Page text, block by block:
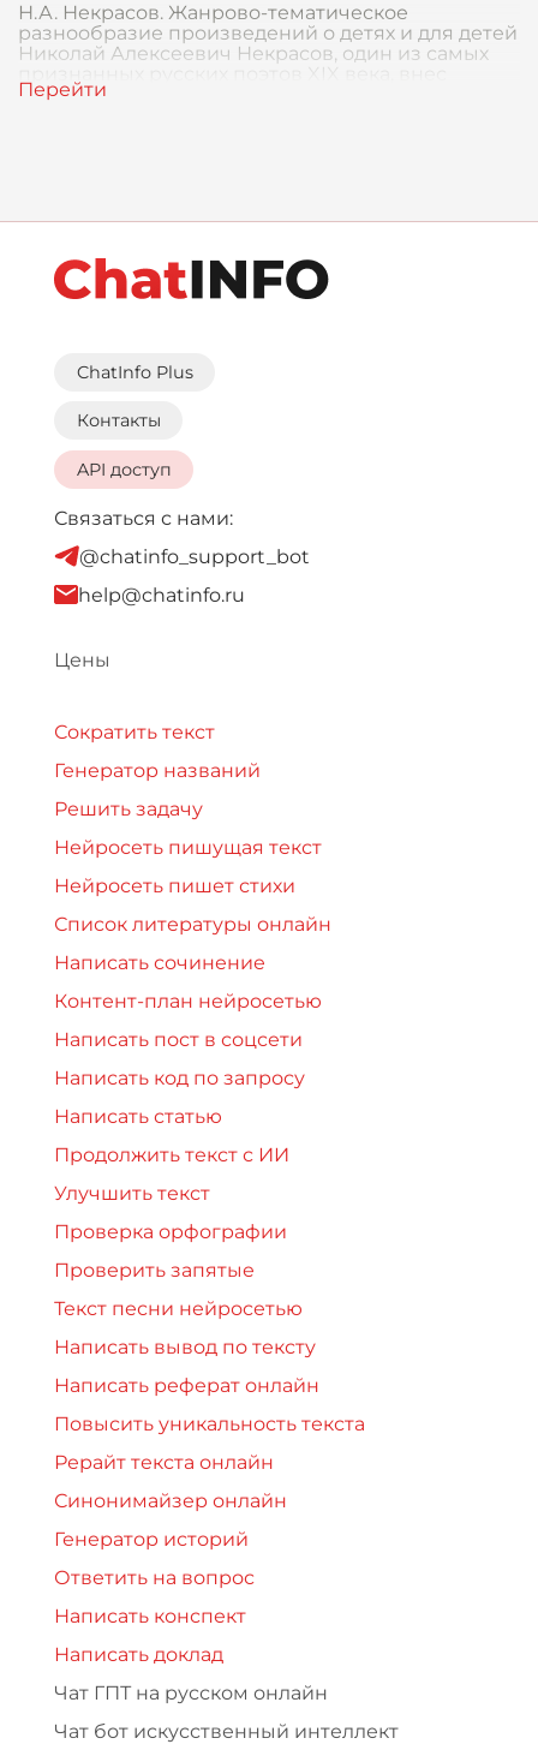
Н.А. Некрасов. Жанрово-тематическое
разнообразие произведений о детях и для детей
Николай Алексеевич Некрасов, один из самых
признанных русских поэтов XIX века, внес
значительный
ChatInfo Plus
Контакты
API доступ
Связаться с нами:
@chatinfo_support_bot
help@chatinfo.ru
Цены
Сократить текст
Генератор названий
Решить задачу
Нейросеть пишущая текст
Нейросеть пишет стихи
Список литературы онлайн
Написать сочинение
Контент-план нейросетью
Написать пост в соцсети
Написать код по запросу
Написать статью
Продолжить текст с ИИ
Улучшить текст
Проверка орфографии
Проверить запятые
Текст песни нейросетью
Написать вывод по тексту
Написать реферат онлайн
Повысить уникальность текста
Рерайт текста онлайн
Синонимайзер онлайн
Генератор историй
Ответить на вопрос
Написать конспект
Написать доклад
Чат ГПТ на русском онлайн
Чат бот искусственный интеллект